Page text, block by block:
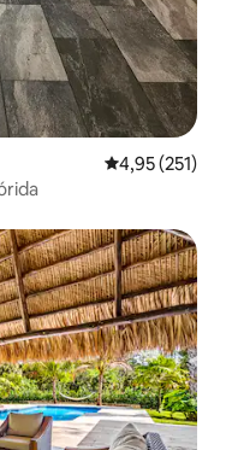
4,95 de uma
4,95 (251)